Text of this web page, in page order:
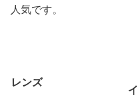
人気です。
レンズ